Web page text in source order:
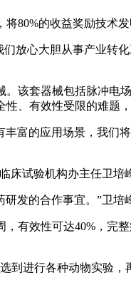
的收益奖励技术发
心大胆从事产业转化
该套器械包括脉冲电
、有效性受限的难题
富的应用场景，我们
试验机构办主任卫培
发的合作事宜。”卫培
效性可达40%，完整
进行各种动物实验，